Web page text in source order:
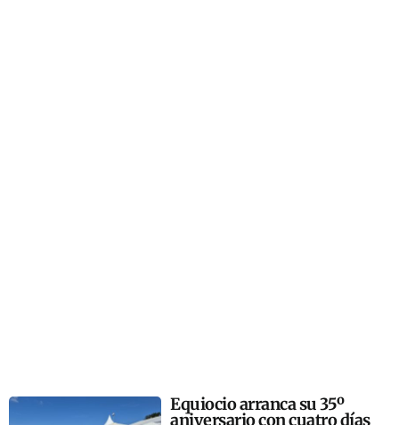
Equiocio arranca su 35º
aniversario con cuatro días